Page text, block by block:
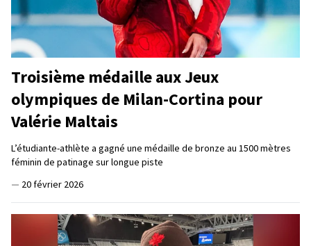
Troisième médaille aux Jeux
olympiques de Milan-Cortina pour
Valérie Maltais
L’étudiante-athlète a gagné une médaille de bronze au 1500 mètres
féminin de patinage sur longue piste
— 20 février 2026